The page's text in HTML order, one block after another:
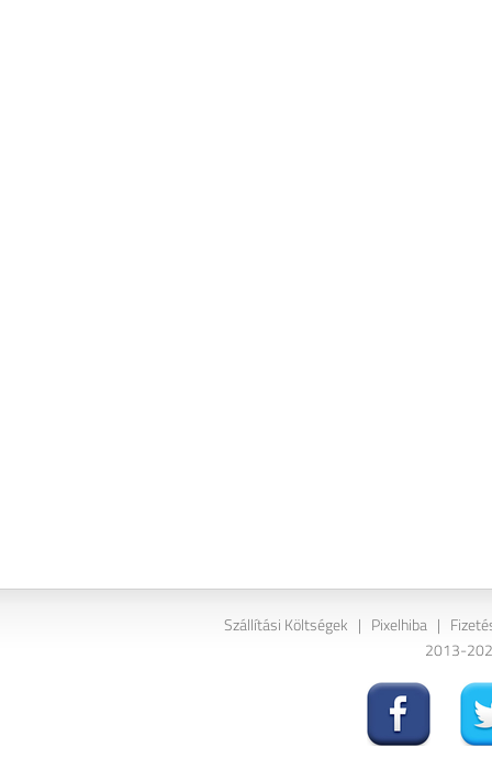
Szállítási Költségek | Pixelhiba |
2013-